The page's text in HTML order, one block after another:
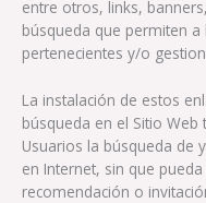
entre otros, links,
búsqueda que permiten
pertenecientes y/o
La instalación de estos
búsqueda en el Sitio
Usuarios la búsqueda de
en Internet, sin que
recomendación o